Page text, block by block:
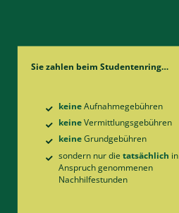
Sie zahlen beim Studentenring…
keineAufnahme­gebühren
keineVermittlungs­gebühren
keineGrund­gebühren
sondern nur die tatsächlich in
Anspruch genommenen
Nachhilfe­stunden